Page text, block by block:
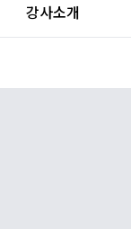
강사소개